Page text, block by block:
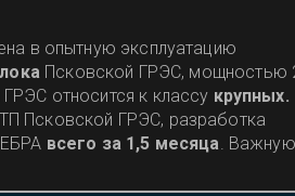
в опытную эксплуатацию
Псковской ГРЭС, мощностью
относится к классу крупных.
Псковской ГРЭС, разработка
всего за 1,5 месяца . Важную
интегрированной разработки